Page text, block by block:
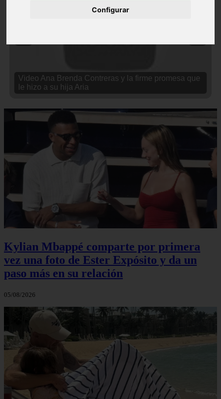
Configurar
Video Ana Brenda Contreras y la firme promesa que
le hizo a su hija Aria
Kylian Mbappé comparte por primera
vez una foto de Ester Expósito y da un
paso más en su relación
05/08/2026